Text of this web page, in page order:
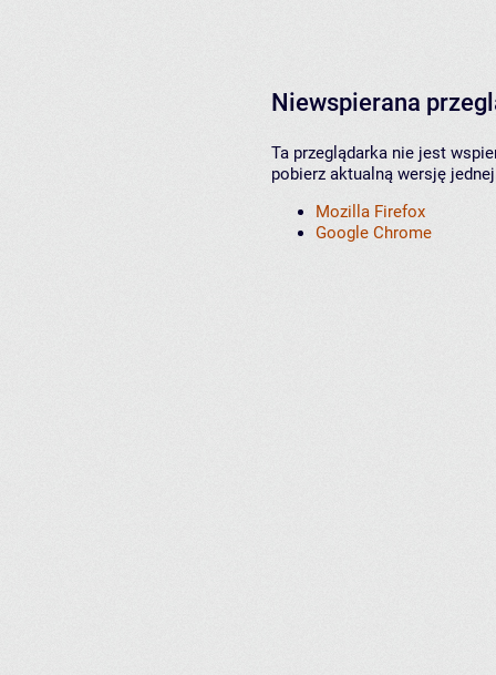
Niewspierana
Ta przeglądarka nie jest
pobierz aktualną wersję
Mozilla Firefox
Google Chrome